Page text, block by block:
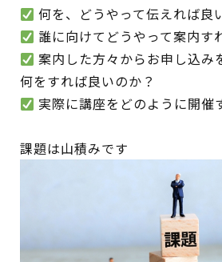
何を、どうやって伝えれば良
誰に向けてどうやって案内す
案内した方々からお申し込み
何をすれば良いのか？
実際に講座をどのように開催
課題は山積みです